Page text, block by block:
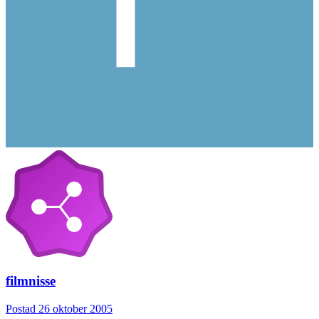
filmnisse
Postad 26 oktober 2005